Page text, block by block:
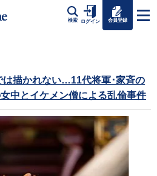
検索 ログイン 会員登録
は描かれない…11代将軍･家斉の
中とイケメン僧による乱倫事件